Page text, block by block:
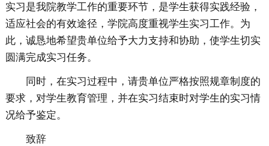
实习是我院教学工作的重要环节，是学生获得实践经验，
适应社会的有效途径，学院高度重视学生实习工作。为
此，诚恳地希望贵单位给予大力支持和协助，使学生切实
圆满完成实习任务。
同时，在实习过程中，请贵单位严格按照规章制度的
要求，对学生教育管理，并在实习结束时对学生的实习情
况给予鉴定。
致辞